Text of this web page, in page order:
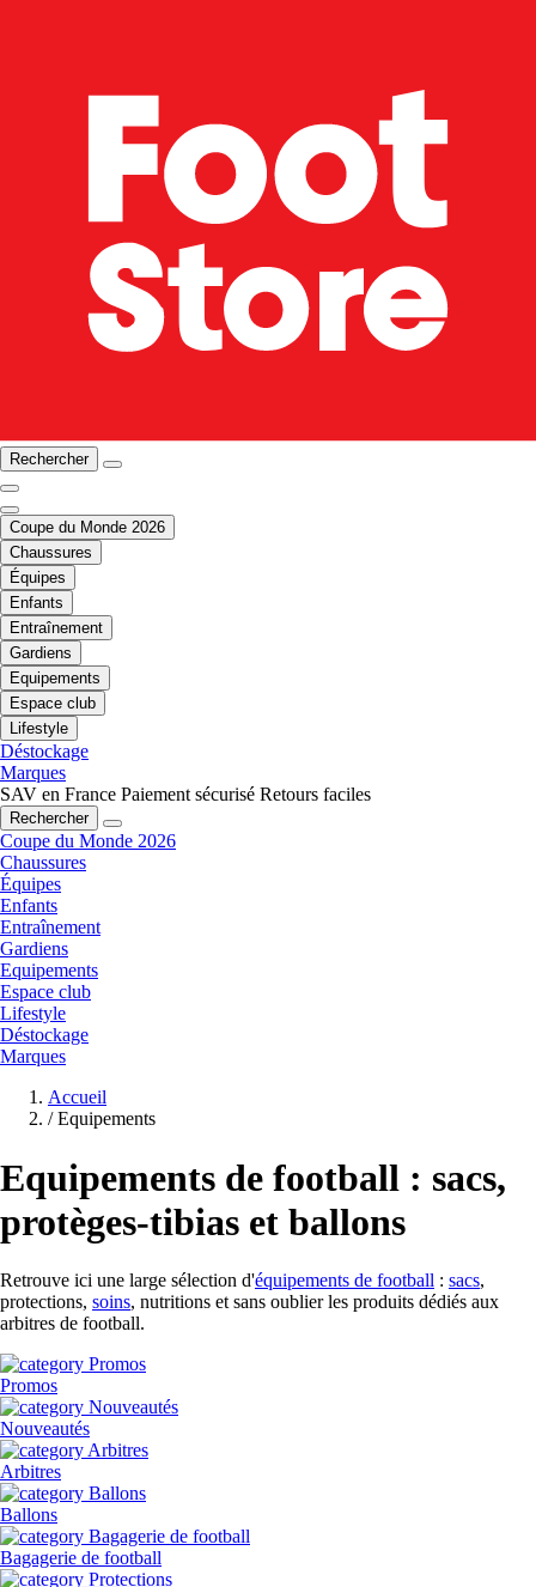
Rechercher
Coupe du Monde 2026
Chaussures
Équipes
Enfants
Entraînement
Gardiens
Equipements
Espace club
Lifestyle
Déstockage
Marques
SAV en France Paiement sécurisé Retours faciles
Rechercher
Coupe du Monde 2026
Chaussures
Équipes
Enfants
Entraînement
Gardiens
Equipements
Espace club
Lifestyle
Déstockage
Marques
Accueil
/ Equipements
Equipements de football : sacs,
protèges-tibias et ballons
Retrouve ici une large sélection d'équipements de football : sacs,
protections, soins, nutritions et sans oublier les produits dédiés aux
arbitres de football.
Promos
Nouveautés
Arbitres
Ballons
Bagagerie de football